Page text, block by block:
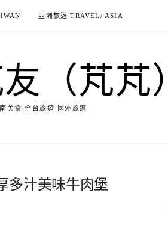
亞洲旅遊 TRAVEL/ ASIA
（芃芃）
美食 全台旅遊 國外旅遊
多汁美味牛肉堡